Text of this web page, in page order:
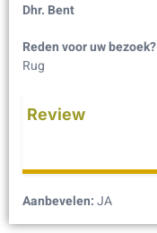
Dhr. Bent
Reden voor uw bezoek?
Rug
Review
Aanbevelen:JA